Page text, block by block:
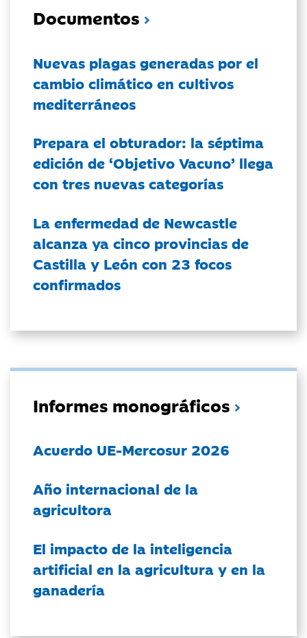
Documentos
Nuevas plagas generadas por el
cambio climático en cultivos
mediterráneos
Prepara el obturador: la séptima
edición de ‘Objetivo Vacuno’ llega
con tres nuevas categorías
La enfermedad de Newcastle
alcanza ya cinco provincias de
Castilla y León con 23 focos
confirmados
Informes monográficos
Acuerdo UE-Mercosur 2026
Año internacional de la
agricultora
El impacto de la inteligencia
artificial en la agricultura y en la
ganadería